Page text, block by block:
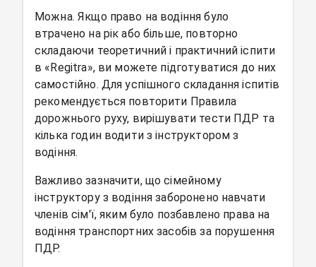
Можна. Якщо право на водіння було
втрачено на рік або більше, повторно
складаючи теоретичний і практичний іспити
в «Regitra», ви можете підготуватися до них
самостійно. Для успішного складання іспитів
рекомендується повторити Правила
дорожнього руху, вирішувати тести ПДР та
кілька годин водити з інструктором з
водіння.
Важливо зазначити, що сімейному
інструктору з водіння заборонено навчати
членів сім'ї, яким було позбавлено права на
водіння транспортних засобів за порушення
ПДР.